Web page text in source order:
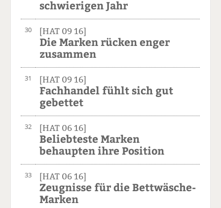
schwierigen Jahr
30 [HAT 09 16]
Die Marken rücken enger
zusammen
31 [HAT 09 16]
Fachhandel fühlt sich gut
gebettet
32 [HAT 06 16]
Beliebteste Marken
behaupten ihre Position
33 [HAT 06 16]
Zeugnisse für die Bettwäsche-
Marken